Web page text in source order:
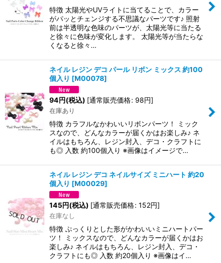
特徴 太陽光やUVライトに当てることで、カラー
がパッとチェンジする不思議なパーツです♪ 照射
前は半透明な色味のパーツが、太陽光等に当たる
と徐々に色味が変化します。 太陽光等が当たらな
くなると徐々…
ネイル レジン デコ パール リボン ミックス 約100
個入り [M00078]
94円(税込) [通常販売価格: 98円]
在庫あり
特徴 カラフルなかわいいリボンパーツ！ ミック
スなので、どんなカラーが届くかはお楽しみ♪ ネ
イルはもちろん、レジン封入、デコ・クラフトに
も◎ 入数 約100個入り ※画像はイメージで…
ネイル レジン デコ ネイルサイズ ミニハート 約20
個入り [M00029]
145円(税込) [通常販売価格: 152円]
在庫なし
特徴 ぷっくりとした形がかわいいミニハートパー
ツ！ ミックスなので、どんなカラーが届くかはお
楽しみ♪ ネイルはもちろん、レジン封入、デコ・
クラフトにも◎ 入数 約20個入り ※画像はイ…